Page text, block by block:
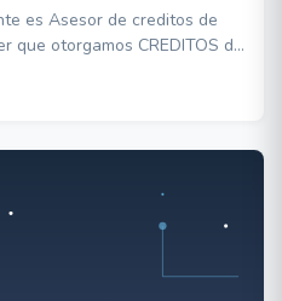
es Asesor de creditos de
que otorgamos CREDITOS de
para una atencion